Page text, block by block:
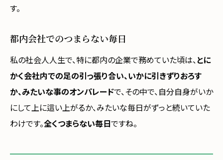
す。
都内会社でのつまらない毎日
私の社会人人生で、特に都内の企業で務めていた頃は、とに
かく会社内での足の引っ張り合い、いかに引きずりおろす
か、みたいな事のオンパレードで、その中で、自分自身がいか
にして上に這い上がるか、みたいな毎日がずっと続いていた
わけです。全くつまらない毎日 ですね。